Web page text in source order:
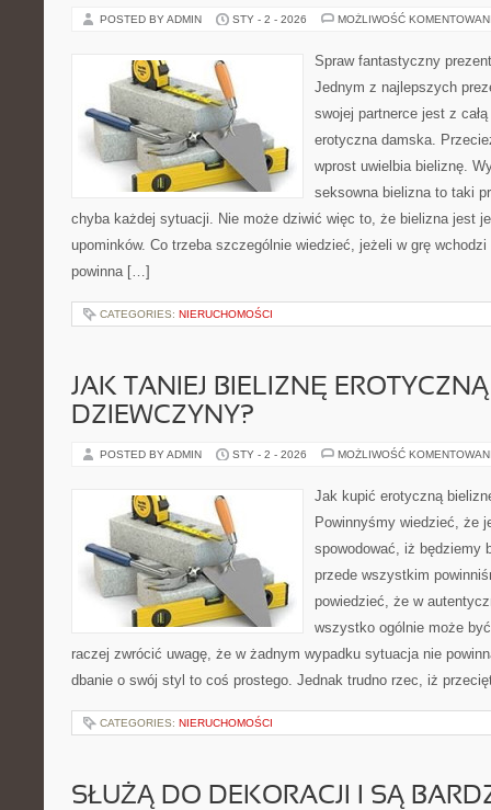
POSTED BY ADMIN STY - 2 - 2026 MOŻLIWOŚĆ
Spraw fantastyczny
Jednym z najlepszych
swojej partnerce jest z
erotyczna damska.
wprost uwielbia bieliznę.
seksowna bielizna to taki
chyba każdej sytuacji. Nie może dziwić więc to, że bielizna jest
upominków. Co trzeba szczególnie wiedzieć, jeżeli w grę
powinna […]
CATEGORIES: NIERUCHOMOŚCI
JAK TANIEJ BIELIZNĘ
DZIEWCZYNY?
POSTED BY ADMIN STY - 2 - 2026 MOŻLIWOŚĆ
Jak kupić erotyczną
Powinnyśmy wiedzieć, że
spowodować, iż będziemy
przede wszystkim
powiedzieć, że w
wszystko ogólnie może
raczej zwrócić uwagę, że w żadnym wypadku sytuacja nie
dbanie o swój styl to coś prostego. Jednak trudno rzec, iż
CATEGORIES: NIERUCHOMOŚCI
SŁUŻĄ DO DEKORACJI I SĄ